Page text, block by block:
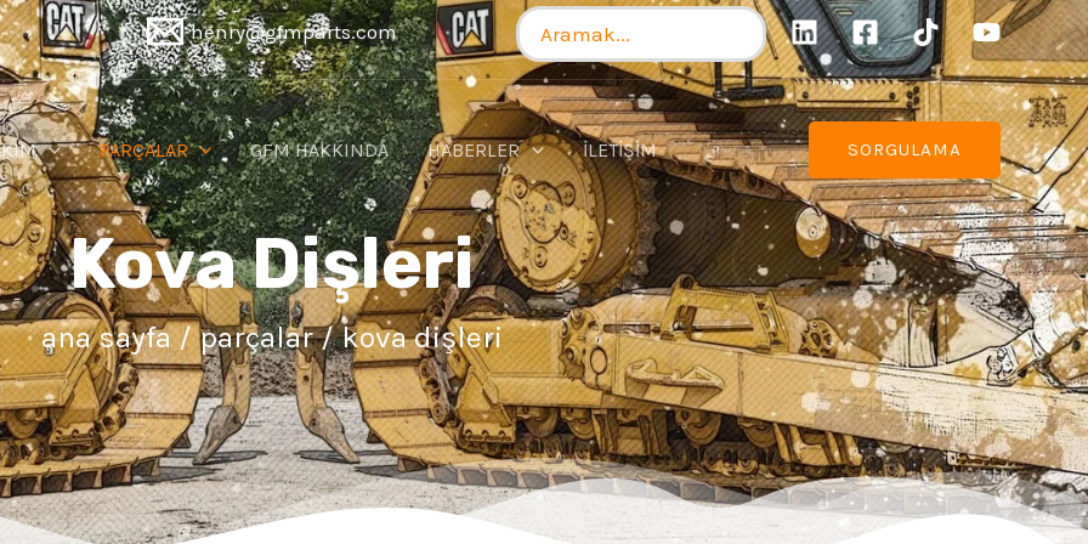
henry@gfmparts.com Ara:
PARÇALAR GFM HAKKINDA HABERLER İLETİŞİM SORGULAMA
Kova Dişleri
ana sayfa/parçalar/ kova dişleri